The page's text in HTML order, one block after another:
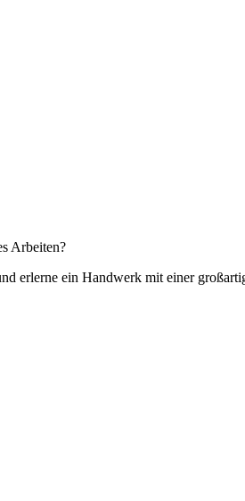
Arbeiten?
erlerne ein Handwerk mit einer